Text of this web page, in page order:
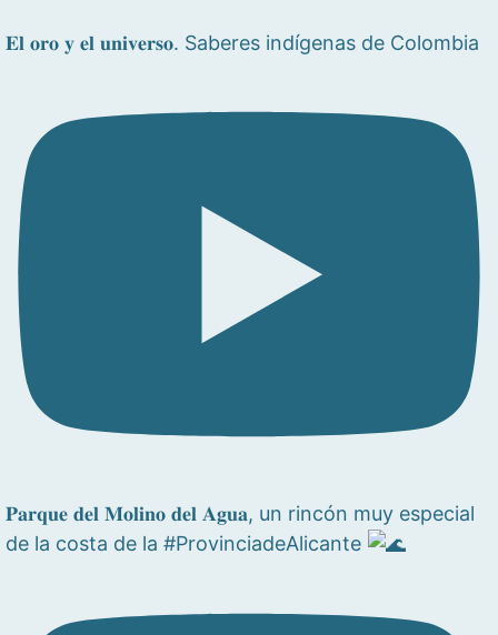
𝐄𝐥 𝐨𝐫𝐨 𝐲 𝐞𝐥 𝐮𝐧𝐢𝐯𝐞𝐫𝐬𝐨. Saberes indígenas de Colombia
𝐏𝐚𝐫𝐪𝐮𝐞 𝐝𝐞𝐥 𝐌𝐨𝐥𝐢𝐧𝐨 𝐝𝐞𝐥 𝐀𝐠𝐮𝐚, un rincón muy especial
de la costa de la #ProvinciadeAlicante